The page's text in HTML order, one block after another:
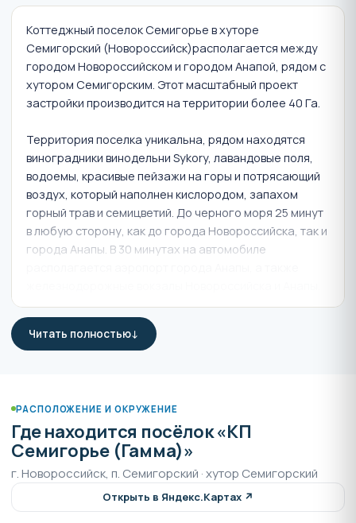
Коттеджный поселок Семигорье в хуторе
Семигорский (Новороссийск)располагается между
городом Новороссийском и городом Анапой, рядом с
хутором Семигорским. Этот масштабный проект
застройки производится на территории более 40 Га.
Территория поселка уникальна, рядом находятся
виноградники винодельни Sykory, лавандовые поля,
водоемы, красивые пейзажи на горы и потрясающий
воздух, который наполнен кислородом, запахом
горный трав и семицветий. До черного моря 25 минут
в любую сторону, как до города Новороссийска, так и
города Анапы. В 30 минутах на автомобиле
Для жителей коттеджного поселка всегда доступны
курорты города Геленджика, Новороссийска, Абрау-
качественного проживания всей семьей.
На территории поселка производится застройка
частных домов, многоквартирных домов и таунхаусов.
Находится многофункциональный развлекательный
центр, так же через весь поселок будет проходить
Читать полностью
РАСПОЛОЖЕНИЕ И ОКРУЖЕНИЕ
Где находится посёлок «КП
Семигорье (Гамма)»
г. Новороссийск, п. Семигорский · хутор Семигорский
Открыть в Яндекс.Картах ↗